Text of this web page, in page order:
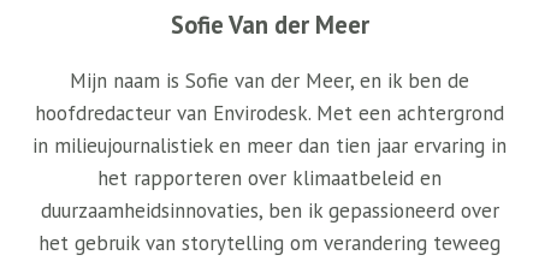
Sofie Van der Meer
Mijn naam is Sofie van der Meer, en ik ben de
hoofdredacteur van Envirodesk. Met een achtergrond
in milieujournalistiek en meer dan tien jaar ervaring in
het rapporteren over klimaatbeleid en
duurzaamheidsinnovaties, ben ik gepassioneerd over
het gebruik van storytelling om verandering teweeg